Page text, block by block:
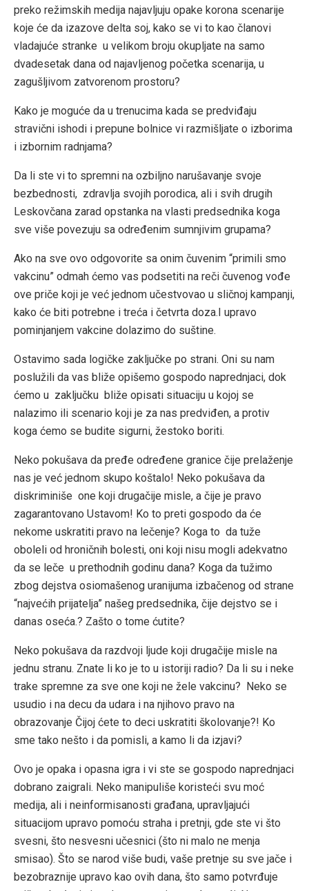
preko režimskih medija najavljuju opake korona scenarije
koje će da izazove delta soj, kako se vi to kao članovi
vladajuće stranke u velikom broju okupljate na samo
dvadesetak dana od najavljenog početka scenarija, u
zagušljivom zatvorenom prostoru?
Kako je moguće da u trenucima kada se predviđaju
stravični ishodi i prepune bolnice vi razmišljate o izborima
i izbornim radnjama?
Da li ste vi to spremni na ozbiljno narušavanje svoje
bezbednosti, zdravlja svojih porodica, ali i svih drugih
Leskovčana zarad opstanka na vlasti predsednika koga
sve više povezuju sa određenim sumnjivim grupama?
Ako na sve ovo odgovorite sa onim čuvenim “primili smo
vakcinu” odmah ćemo vas podsetiti na reči čuvenog vođe
ove priče koji je već jednom učestvovao u sličnoj kampanji,
kako će biti potrebne i treća i četvrta doza.I upravo
pominjanjem vakcine dolazimo do suštine.
Ostavimo sada logičke zaključke po strani. Oni su nam
poslužili da vas bliže opišemo gospodo naprednjaci, dok
ćemo u zaključku bliže opisati situaciju u kojoj se
nalazimo ili scenario koji je za nas predviđen, a protiv
koga ćemo se budite sigurni, žestoko boriti.
Neko pokušava da pređe određene granice čije prelaženje
nas je već jednom skupo koštalo! Neko pokušava da
diskriminiše one koji drugačije misle, a čije je pravo
zagarantovano Ustavom! Ko to preti gospodo da će
nekome uskratiti pravo na lečenje? Koga to da tuže
oboleli od hroničnih bolesti, oni koji nisu mogli adekvatno
da se leče u prethodnih godinu dana? Koga da tužimo
zbog dejstva osiomašenog uranijuma izbačenog od strane
“najvećih prijatelja” našeg predsednika, čije dejstvo se i
danas oseća.? Zašto o tome ćutite?
Neko pokušava da razdvoji ljude koji drugačije misle na
jednu stranu. Znate li ko je to u istoriji radio? Da li su i neke
trake spremne za sve one koji ne žele vakcinu? Neko se
usudio i na decu da udara i na njihovo pravo na
obrazovanje Čijoj ćete to deci uskratiti školovanje?! Ko
sme tako nešto i da pomisli, a kamo li da izjavi?
Ovo je opaka i opasna igra i vi ste se gospodo naprednjaci
dobrano zaigrali. Neko manipuliše koristeći svu moć
medija, ali i neinformisanosti građana, upravljajući
situacijom upravo pomoću straha i pretnji, gde ste vi što
svesni, što nesvesni učesnici (što ni malo ne menja
smisao). Što se narod više budi, vaše pretnje su sve jače i
bezobraznije upravo kao ovih dana, što samo potvrđuje